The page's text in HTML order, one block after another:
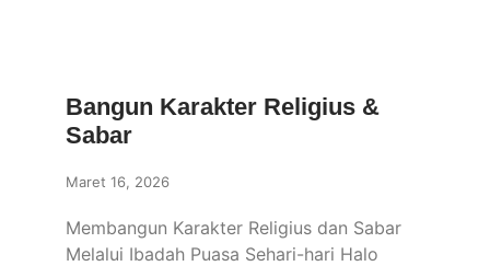
Bangun Karakter Religius &
Sabar
Maret 16, 2026
Membangun Karakter Religius dan Sabar
Melalui Ibadah Puasa Sehari-hari Halo